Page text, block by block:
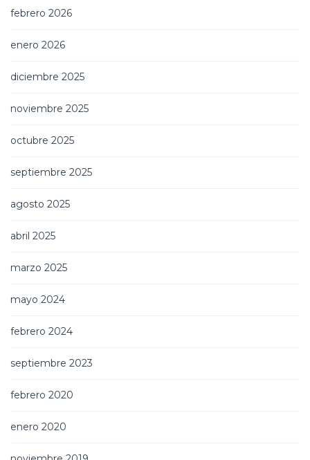
febrero 2026
enero 2026
diciembre 2025
noviembre 2025
octubre 2025
septiembre 2025
agosto 2025
abril 2025
marzo 2025
mayo 2024
febrero 2024
septiembre 2023
febrero 2020
enero 2020